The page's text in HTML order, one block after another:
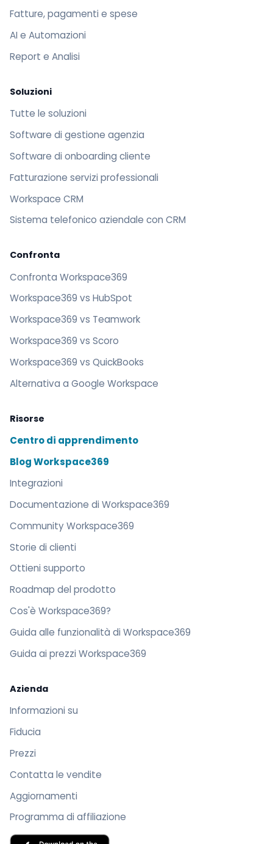
Fatture, pagamenti e spese
AI e Automazioni
Report e Analisi
Soluzioni
Tutte le soluzioni
Software di gestione agenzia
Software di onboarding cliente
Fatturazione servizi professionali
Workspace CRM
Sistema telefonico aziendale con CRM
Confronta
Confronta Workspace369
Workspace369 vs HubSpot
Workspace369 vs Teamwork
Workspace369 vs Scoro
Workspace369 vs QuickBooks
Alternativa a Google Workspace
Risorse
Centro di apprendimento
Blog Workspace369
Integrazioni
Documentazione di Workspace369
Community Workspace369
Storie di clienti
Ottieni supporto
Roadmap del prodotto
Cos'è Workspace369?
Guida alle funzionalità di Workspace369
Guida ai prezzi Workspace369
Azienda
Informazioni su
Fiducia
Prezzi
Contatta le vendite
Aggiornamenti
Programma di affiliazione
Scarica Workspace369 su App Store